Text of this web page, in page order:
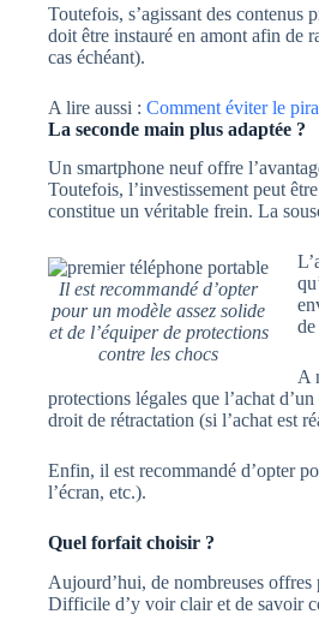
Toutefois, s’agissant des
doit être instauré en amont afin de
cas échéant).
A lire aussi : Comment éviter le
La seconde main plus adaptée ?
Un smartphone neuf offre
Toutefois, l’investissement peut
constitue un véritable frein. La
Il est recommandé d’opter
pour un modèle assez solide
et de l’équiper de protections
contre les chocs
A
protections légales que l’achat
droit de rétractation (si l’achat est
Enfin, il est recommandé d’opter
l’écran, etc.).
Quel forfait choisir ?
Aujourd’hui, de nombreuses
Difficile d’y voir clair et de savoir